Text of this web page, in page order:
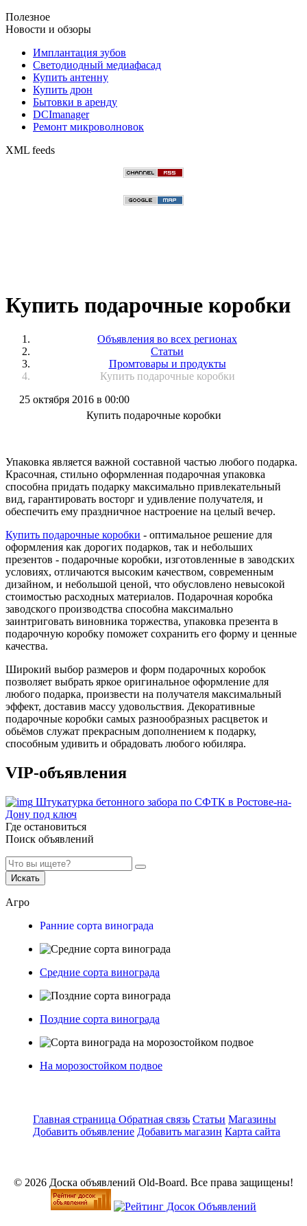
Полезное
Новости и обзоры
Имплантация зубов
Светодиодный медиафасад
Купить антенну
Купить дрон
Бытовки в аренду
DCImanager
Ремонт микроволновок
XML feeds
Купить подарочные коробки
Объявления во всех регионах
Статьи
Промтовары и продукты
Купить подарочные коробки
25 октября 2016 в 00:00
Купить подарочные коробки
Упаковка является важной составной частью любого подарка.
Красочная, стильно оформленная подарочная упаковка
способна придать подарку максимально привлекательный
вид, гарантировать восторг и удивление получателя, и
обеспечить ему праздничное настроение на целый вечер.
Купить подарочные коробки - оптимальное решение для
оформления как дорогих подарков, так и небольших
презентов - подарочные коробки, изготовленные в заводских
условиях, отличаются высоким качеством, современным
дизайном, и небольшой ценой, что обусловлено невысокой
стоимостью расходных материалов. Подарочная коробка
заводского производства способна максимально
заинтриговать виновника торжества, упаковка презента в
подарочную коробку поможет сохранить его форму и ценные
качества.
Широкий выбор размеров и форм подарочных коробок
позволяет выбрать яркое оригинальное оформление для
любого подарка, произвести на получателя максимальный
эффект, доставив массу удовольствия. Декоративные
подарочные коробки самых разнообразных расцветок и
обьёмов служат прекрасным дополнением к подарку,
способным удивить и обрадовать любого юбиляра.
VIP-объявления
Штукатурка бетонного забора по СФТК в Ростове-на-
Дону под ключ
Где остановиться
Поиск объявлений
Искать
Агро
Ранние сорта винограда
Средние сорта винограда
Поздние сорта винограда
На морозостойком подвое
Главная страница Обратная связь Статьи Магазины
Добавить объявление Добавить магазин Карта сайта
© 2026 Доска объявлений Old-Board. Все права защищены!